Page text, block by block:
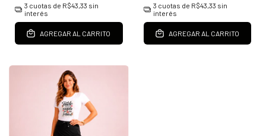
3 cuotas de R$43,33 sin
interés
AGREGAR AL CARRITO
3 cuotas de R$43,33 sin
interés
AGREGAR AL CARRITO